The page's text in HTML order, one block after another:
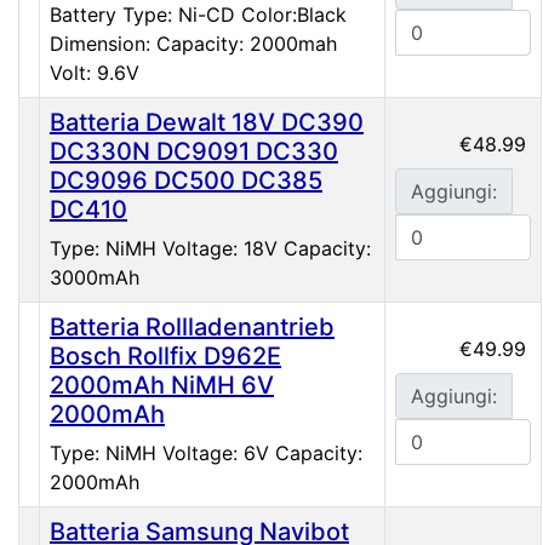
Battery Type: Ni-CD Color:Black
Dimension: Capacity: 2000mah
Volt: 9.6V
Batteria Dewalt 18V DC390
DC330N DC9091 DC330
DC9096 DC500 DC385
DC410
Type: NiMH Voltage: 18V Capacity:
3000mAh
€48.99
Aggiungi:
Batteria Rollladenantrieb
Bosch Rollfix D962E
2000mAh NiMH 6V
2000mAh
Type: NiMH Voltage: 6V Capacity:
2000mAh
€49.99
Aggiungi:
Batteria Samsung Navibot